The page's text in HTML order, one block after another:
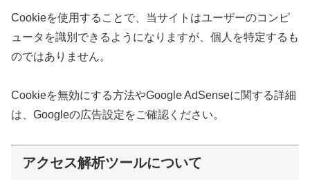
Cookieを使用することで、当サイトはユーザーのコンピ
ュータを識別できるようになりますが、個人を特定するも
のではありません。
Cookieを無効にする方法やGoogle AdSenseに関する詳細
は、Googleの広告設定をご確認ください。
アクセス解析ツールについて